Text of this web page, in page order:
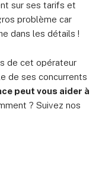
sur ses tarifs et
problème car
dans les détails !
de cet opérateur
de ses concurrents
peut vous aider à
? Suivez nos